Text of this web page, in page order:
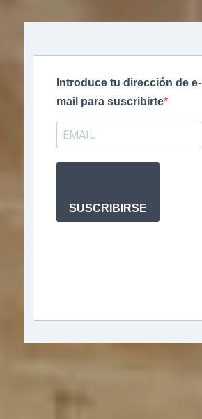
Introduce tu dirección de e-
mail para suscribirte
SUSCRIBIRSE